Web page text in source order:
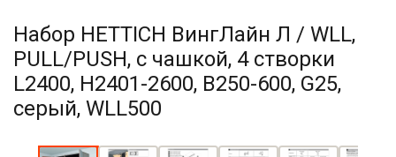
Набор HETTICH ВингЛайн Л / WLL,
PULL/PUSH, с чашкой, 4 створки
L2400, H2401-2600, B250-600, G25,
серый, WLL500